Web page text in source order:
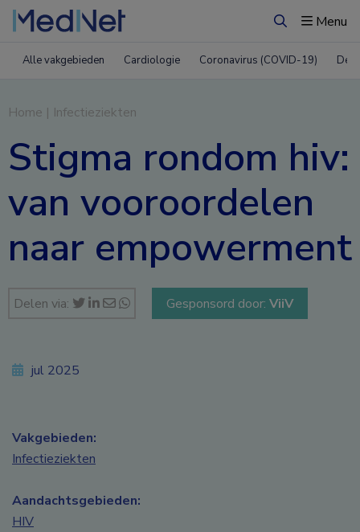
ZoekenMenu
Alle vakgebieden Cardiologie Coronavirus (COVID-19)
Home | Infectieziekten
Stigma rondom hiv:
van vooroordelen
naar empowerment
Delen via: Gesponsord door: ViiV
jul 2025
Vakgebieden:
Infectieziekten
Aandachtsgebieden:
HIV